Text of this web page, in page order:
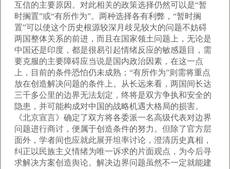
互信的主要原因。对此相关的政策选择仍然可以是“暂
时搁置”或“有所作为”。两种选择各有利弊，“暂时搁
置”可以使这个历史根源较深月歧见较大的问题不妨碍
两国整体关系的前进，而且在国家领土问题上，无论是
中国还是印度，都是很易引起情绪反应的敏感题目，需
要克服的主要障碍应当说是国内政治因素，在这一点
上，目前的条件恐怕仍未成熟；“有所作为”则需将重点
放在创造解决问题的条件上。从长远来看，两国间长达
三千多公里的边界无法划定，终将是双方争执和安全的
隐患，并可能构成对中国的战略机遇大格局的损害。
《北京宣言》确定了双方将各委派一名高级代表对边界
问题进行商讨，便属于创造条件的努力。但除了官方层
面外，学者间也应就此展开坦率讨论，澄清历史真相，
纠正以民族主义情绪为唯一诉求的片面观点，为今后寻
求解决方案创造舆论。解决边界问题虽然不一定就能建